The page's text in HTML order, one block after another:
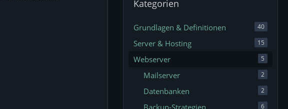
Kategorien
Grundlagen & Definitionen 40
Server & Hosting 15
Webserver 5
Mailserver 2
Datenbanken 2
6